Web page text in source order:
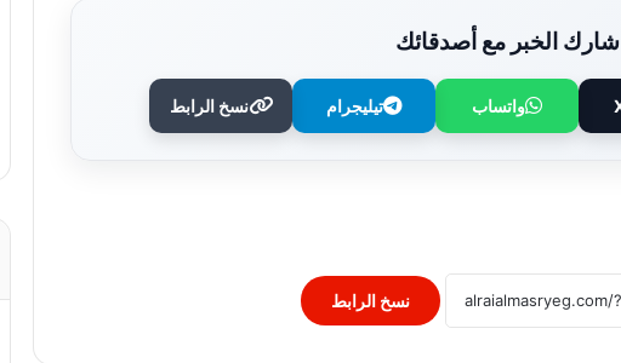
شارك الخبر مع أصدقائك
واتساب تيليجرام نسخ الرابط
نسخ الرابط
بريطانيا تدق ناقوس الخطر من تمدد الإخوان